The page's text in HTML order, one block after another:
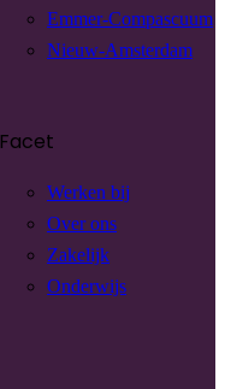
Emmer-Compascuum
Nieuw-Amsterdam
Facet
Werken bij
Over ons
Zakelijk
Onderwijs